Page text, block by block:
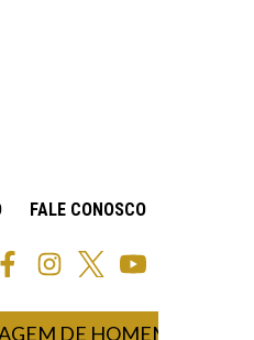
FALE CONOSCO
DE HOMEM-ARANHA